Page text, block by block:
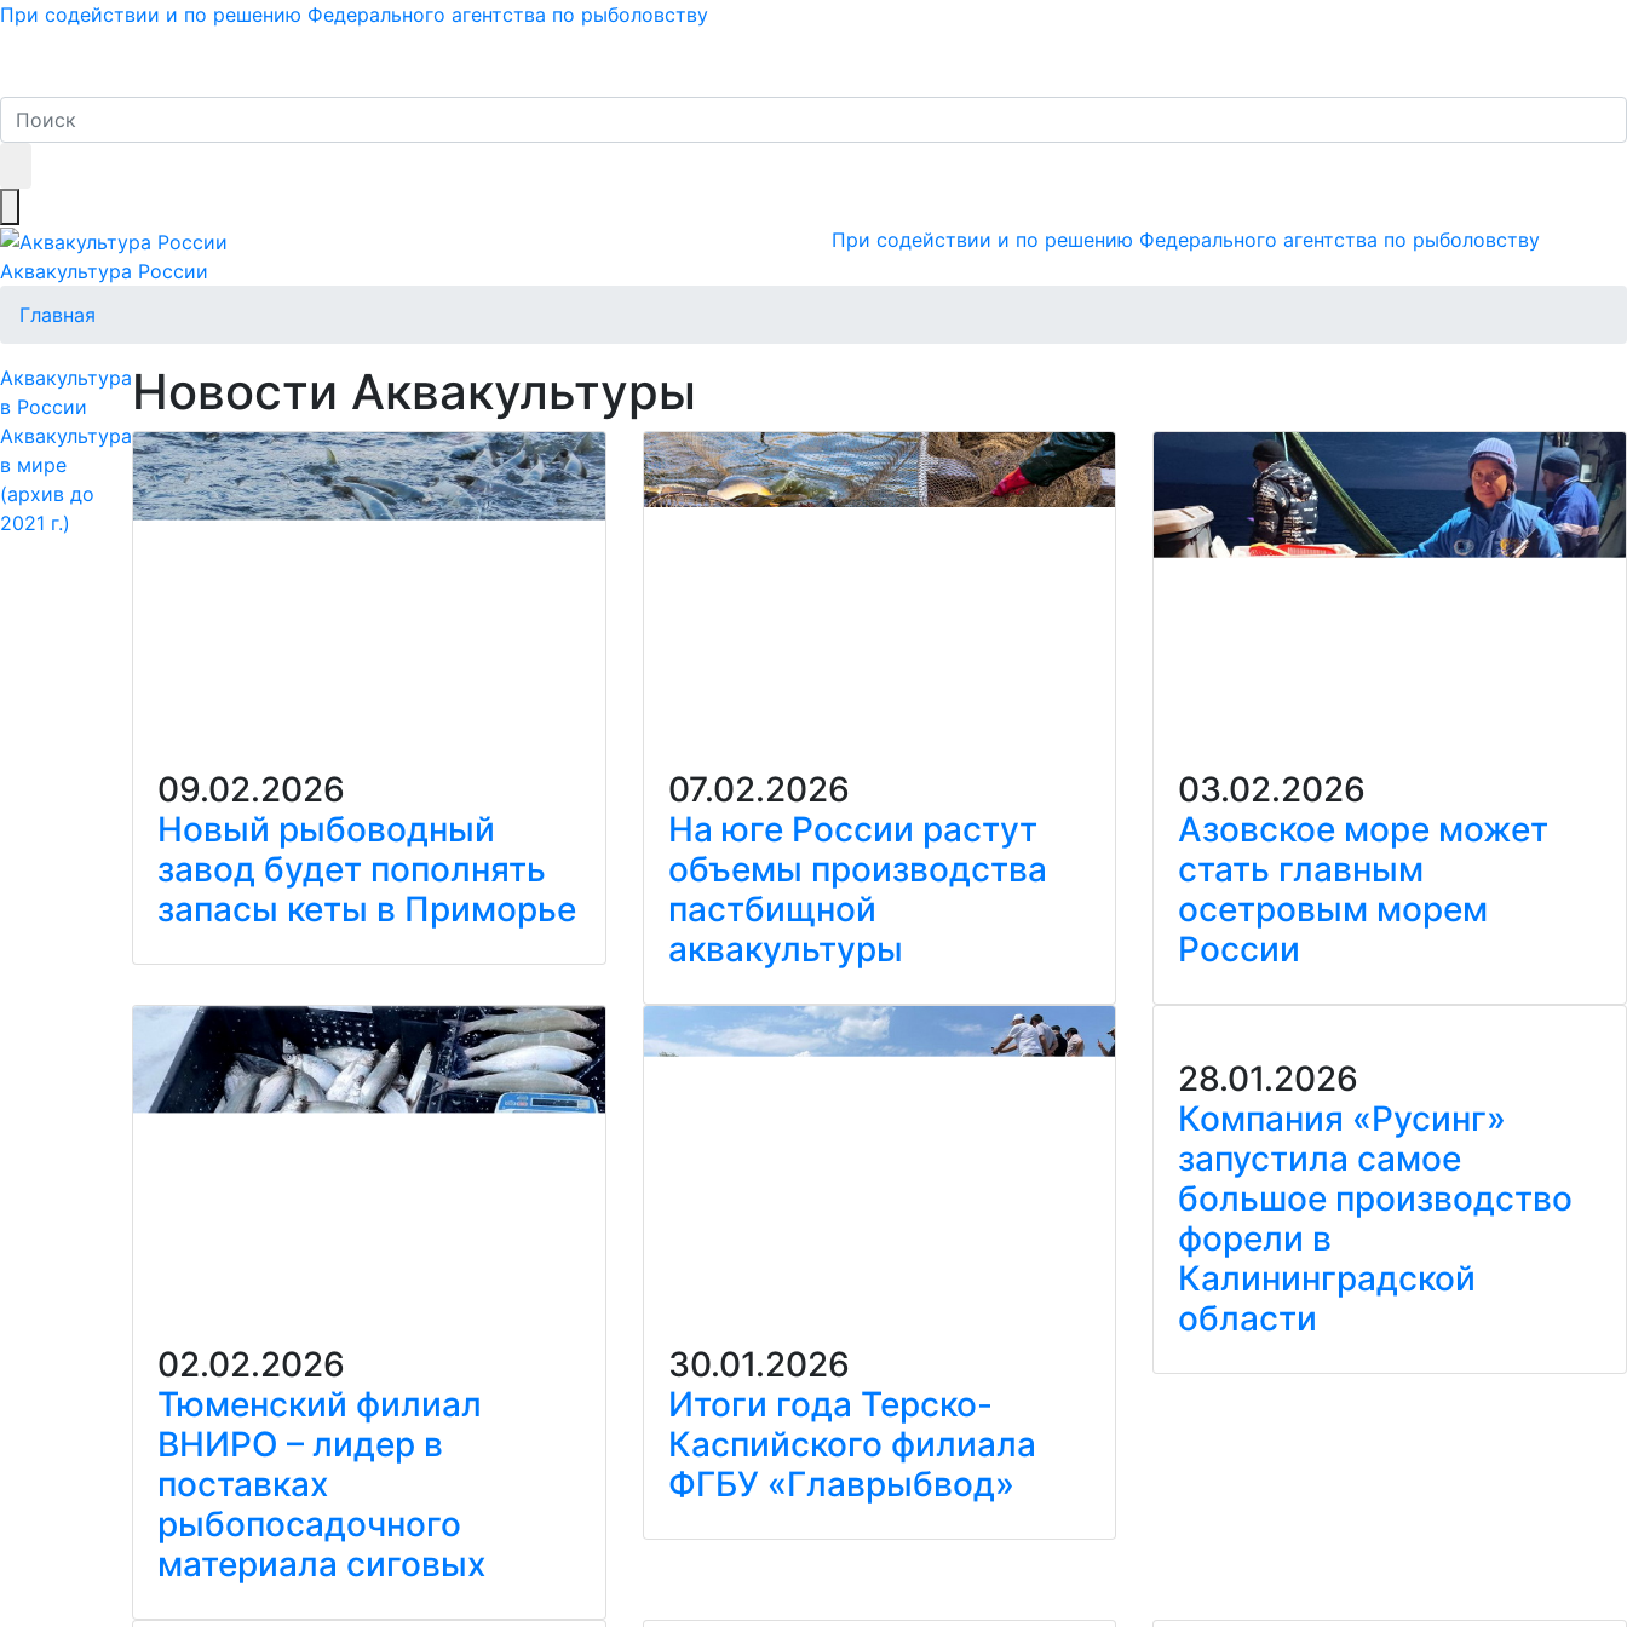
При содействии и по решению Федерального агентства по рыболовству
Аквакультура России
При содействии и по решению Федерального агентства по рыболовству
Главная
Аквакультура
в России
Аквакультура
в мире
(архив до
2021 г.)
Новости Аквакультуры
09.02.2026
Новый рыбоводный
завод будет пополнять
запасы кеты в Приморье
07.02.2026
На юге России растут
объемы производства
пастбищной
аквакультуры
03.02.2026
Азовское море может
стать главным
осетровым морем
России
02.02.2026
Тюменский филиал
ВНИРО – лидер в
поставках
рыбопосадочного
материала сиговых
30.01.2026
Итоги года Терско-
Каспийского филиала
ФГБУ «Главрыбвод»
28.01.2026
Компания «Русинг»
запустила самое
большое производство
форели в
Калининградской
области